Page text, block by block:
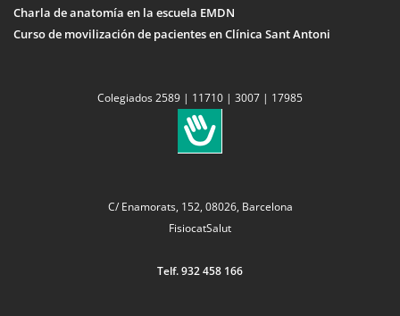
Charla de anatomía en la escuela EMDN
Curso de movilización de pacientes en Clínica Sant Antoni
Colegiados 2589 | 11710 | 3007 | 17985
C/ Enamorats, 152, 08026, Barcelona
FisiocatSalut
Telf. 932 458 166